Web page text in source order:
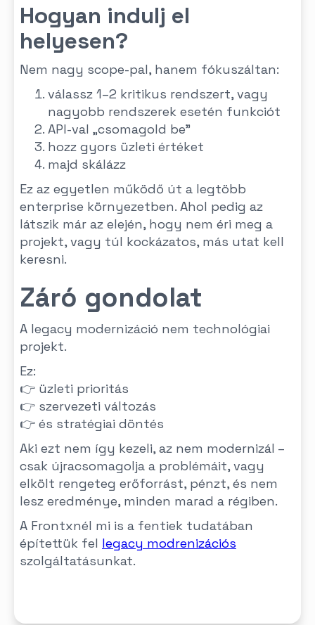
Hogyan indulj el
helyesen?
Nem nagy scope-pal, hanem fókuszáltan:
válassz 1–2 kritikus rendszert, vagy
nagyobb rendszerek esetén funkciót
API-val „csomagold be”
hozz gyors üzleti értéket
majd skálázz
Ez az egyetlen működő út a legtöbb
enterprise környezetben. Ahol pedig az
látszik már az elején, hogy nem éri meg a
projekt, vagy túl kockázatos, más utat kell
keresni.
Záró gondolat
A legacy modernizáció nem technológiai
projekt.
Ez:
👉 üzleti prioritás
👉 szervezeti változás
👉 és stratégiai döntés
Aki ezt nem így kezeli, az nem modernizál –
csak újracsomagolja a problémáit, vagy
elkölt rengeteg erőforrást, pénzt, és nem
lesz eredménye, minden marad a régiben.
A Frontxnél mi is a fentiek tudatában
építettük fel legacy modrenizációs
szolgáltatásunkat.